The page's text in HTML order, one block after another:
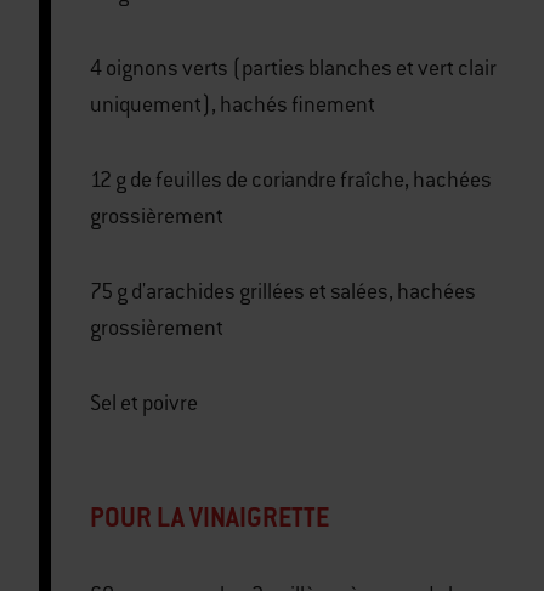
4 oignons verts (parties blanches et vert clair
uniquement), hachés finement
12 g de feuilles de coriandre fraîche, hachées
grossièrement
75 g d'arachides grillées et salées, hachées
grossièrement
Sel et poivre
POUR LA VINAIGRETTE